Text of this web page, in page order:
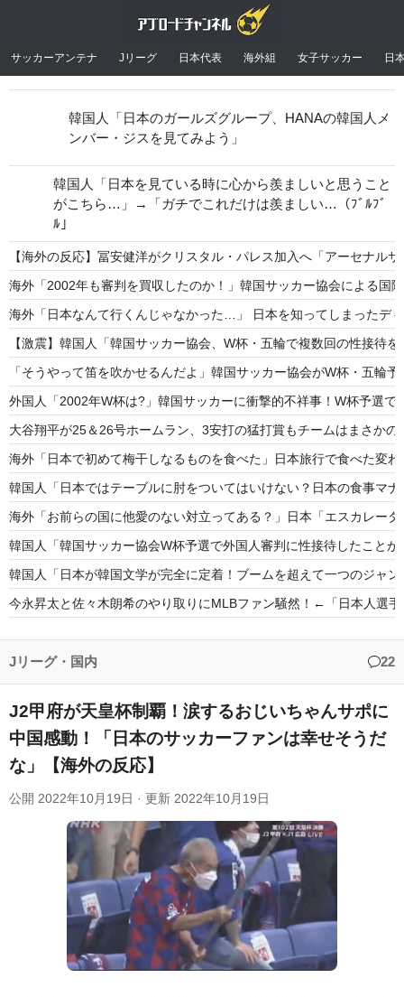
サッカーアンテナ Jリーグ 日本代表 海外組 女子サッカー 日
【海外の反応】冨安健洋がクリスタル・パレス加入へ「アーセナル
海外「2002年も審判を買収したのか！」韓国サッカー協会による国
海外「日本なんて行くんじゃなかった…」 日本を知ってしまったデ
【激震】韓国人「韓国サッカー協会、W杯・五輪で複数回の性接待
「そうやって笛を吹かせるんだよ」韓国サッカー協会がW杯・五輪
外国人「2002年W杯は?」韓国サッカーに衝撃的不祥事！W杯予選
大谷翔平が25＆26号ホームラン、3安打の猛打賞もチームはまさか
海外「日本で初めて梅干しなるものを食べた」日本旅行で食べた変
韓国人「日本ではテーブルに肘をついてはいけない？日本の食事
海外「お前らの国に他愛のない対立ってある？」日本「エスカレー
韓国人「韓国サッカー協会W杯予選で外国人審判に性接待したことが
韓国人「日本が韓国文学が完全に定着！ブームを超えて一つのジャ
今永昇太と佐々木朗希のやり取りにMLBファン騒然！←「日本人選
村上宗隆がグリーンモンスター内部にサインを残す様子にMLBファ
Powered by livedoor 相互RSS
韓国人「日本のガールズグループ、HANAの韓国人メ
ンバー・ジスを見てみよう」
韓国人「日本を見ている時に心から羨ましいと思うこと
がこちら…」→「ガチでこれだけは羨ましい…（ﾌﾞﾙﾌﾞ
ﾙ」
Jリーグ・国内 22
J2甲府が天皇杯制覇！涙するおじいちゃんサポに
中国感動！「日本のサッカーファンは幸せそうだ
な」【海外の反応】
公開 2022年10月19日 · 更新 2022年10月19日